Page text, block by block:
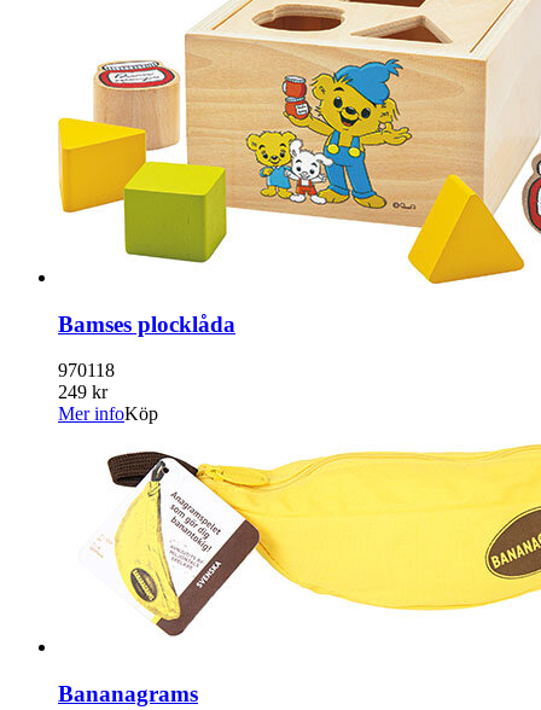
Bamses plocklåda
970118
249 kr
Mer infoKöp
Bananagrams